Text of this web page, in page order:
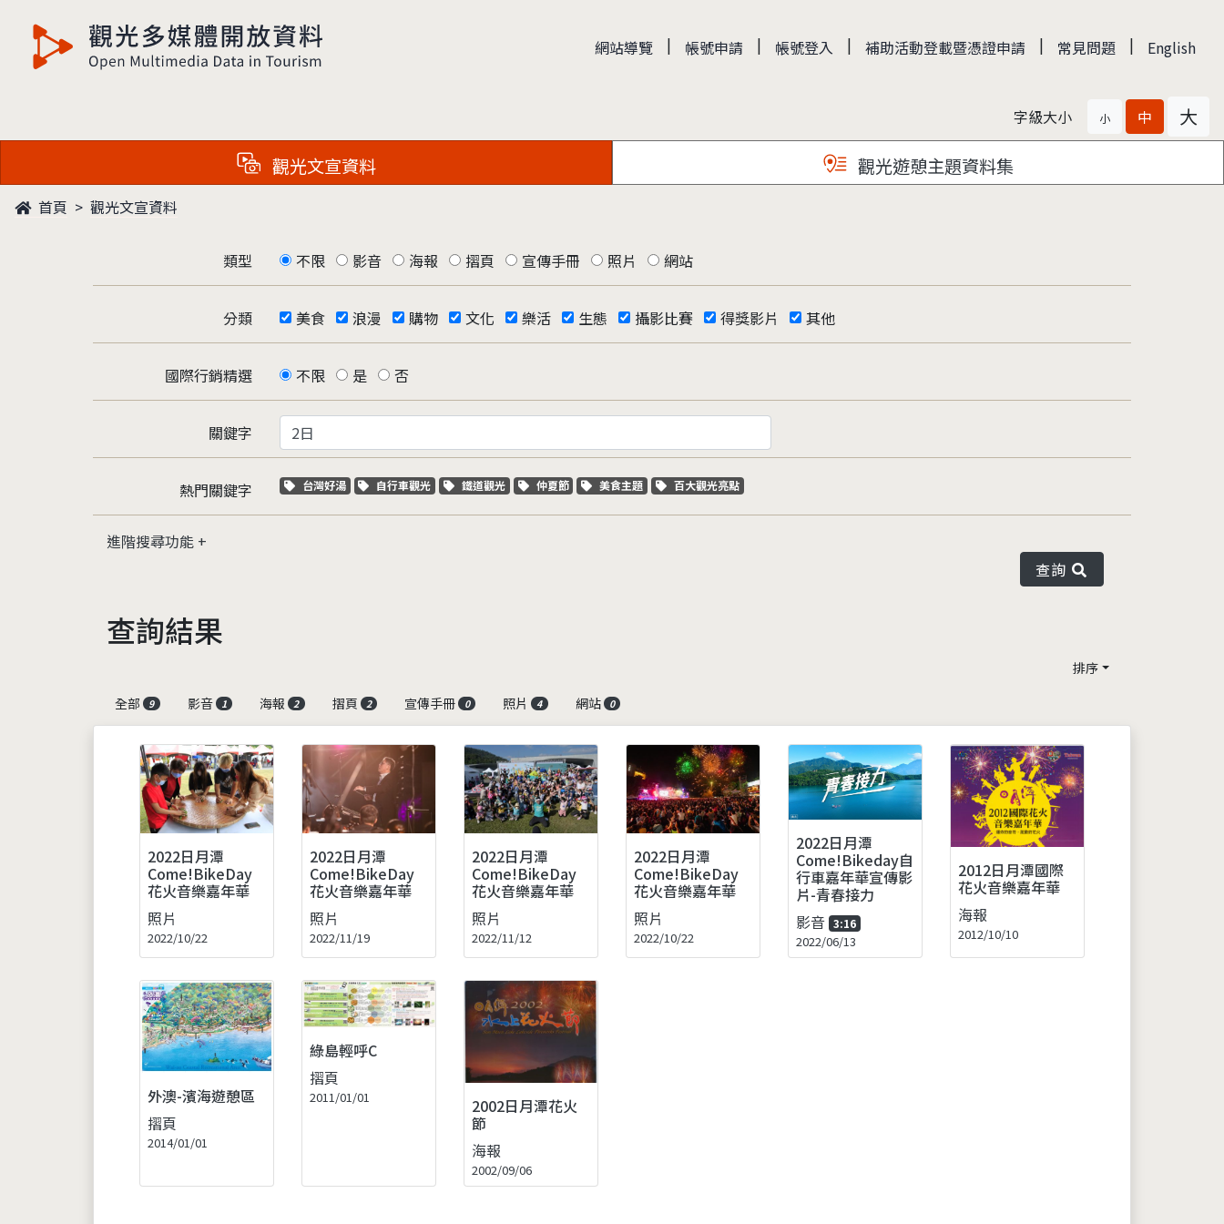
觀光多媒體開放資料 網站導覽 | 帳號申請 | 帳號登入 | 補助活動登載暨憑證申請 | 常見問題 | English
字級大小 小 中 大
觀光文宣資料 觀光遊憩主題資料集
首頁 觀光文宣資料
類型 不限 影音 海報 摺頁 宣傳手冊 照片 網站
分類 美食 浪漫 購物 文化 樂活 生態 攝影比賽 得獎影片 其他
國際行銷精選 不限 是 否
關鍵字
熱門關鍵字 關鍵字標籤
台灣好湯 關鍵字標籤
自行車觀光 關鍵字標籤
鐵道觀光 關鍵字標籤
仲夏節 關鍵字標籤
美食主題 關鍵字標籤
百大觀光亮點
進階搜尋功能
查詢
查詢結果
排序
全部
9 影音 1 海報 2 摺頁 2 宣傳手冊 0 照片 4 網站 0
2022日月潭
Come!BikeDay
花火音樂嘉年華
照片
2022/10/22
2022日月潭
Come!BikeDay
花火音樂嘉年華
照片
2022/11/19
2022日月潭
Come!BikeDay
花火音樂嘉年華
照片
2022/11/12
2022日月潭
Come!BikeDay
花火音樂嘉年華
照片
2022/10/22
2022日月潭
Come!Bikeday自
行車嘉年華宣傳影
片-青春接力
影音 3:16
2022/06/13
2012日月潭國際
花火音樂嘉年華
海報
2012/10/10
外澳-濱海遊憩區
摺頁
2014/01/01
綠島輕呼C
摺頁
2011/01/01 2002日月潭花火
節
海報
2002/09/06